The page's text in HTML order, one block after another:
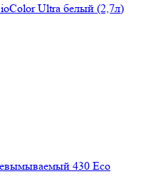
Ultra белый (2,7л)
430 Eco